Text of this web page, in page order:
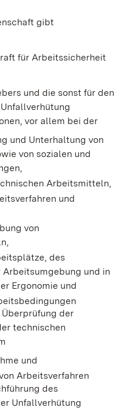
gibt
für Arbeitssicherheit
und die sonst für den
, vor allem bei der
und Unterhaltung von
von sozialen und
Arbeitsmitteln,
und
von
des
und in
Ergonomie und
der
technischen
und
Arbeitsverfahren
des
Unfallverhütung